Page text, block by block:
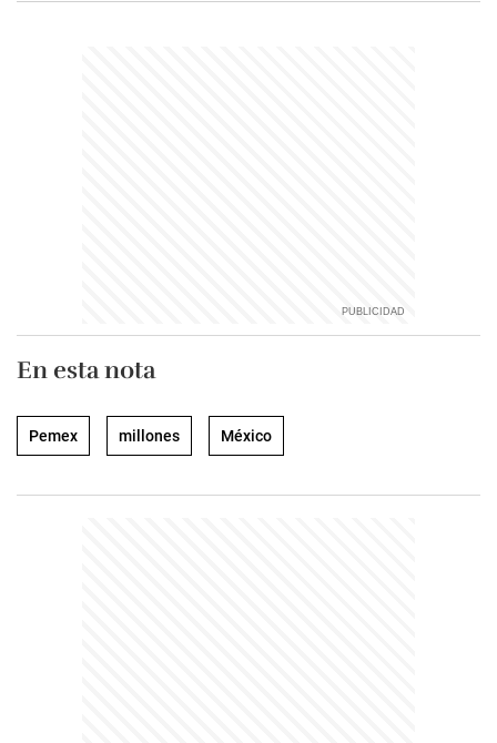
En esta nota
Pemex millones México